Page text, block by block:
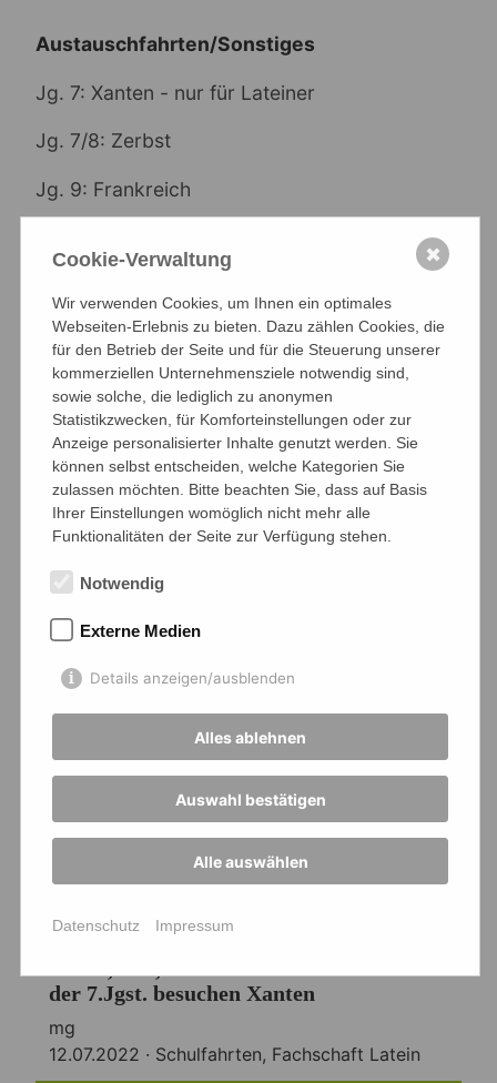
Austauschfahrten/Sonstiges
Jg. 7: Xanten - nur für Lateiner
Jg. 7/8: Zerbst
Jg. 9: Frankreich
Jg. 12:Ungarn
Jg. 12:Italien
Jg. 12: Skifahrt
Aktuelles zum Thema
Schulfahrten
der 7.Jgst. besuchen Xanten
mg
12.07.2022 · Schulfahrten, Fachschaft Latein
Cookie-Verwaltung
Wir verwenden Cookies, um Ihnen ein optimales
Webseiten-Erlebnis zu bieten. Dazu zählen Cookies, die
für den Betrieb der Seite und für die Steuerung unserer
kommerziellen Unternehmensziele notwendig sind,
sowie solche, die lediglich zu anonymen
Statistikzwecken, für Komforteinstellungen oder zur
Anzeige personalisierter Inhalte genutzt werden. Sie
können selbst entscheiden, welche Kategorien Sie
zulassen möchten. Bitte beachten Sie, dass auf Basis
Ihrer Einstellungen womöglich nicht mehr alle
Funktionalitäten der Seite zur Verfügung stehen.
Notwendig
Externe Medien
Details anzeigen/ausblenden
Alles ablehnen
Auswahl bestätigen
Alle auswählen
Datenschutz Impressum
✖